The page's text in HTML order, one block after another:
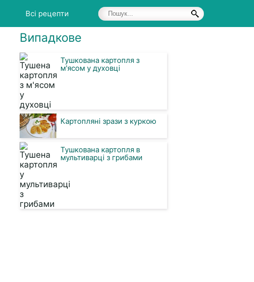
Всі рецепти
Випадкове
Тушкована картопля з
м'ясом у духовці
Картопляні зрази з куркою
Тушкована картопля в
мультиварці з грибами